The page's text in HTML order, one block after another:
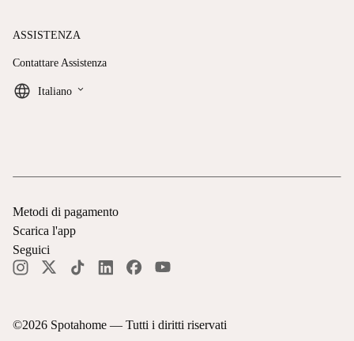
ASSISTENZA
Contattare Assistenza
Italiano keyboard_arrow_down
©2026 Spotahome — Tutti i diritti riservati
Metodi di pagamento
Scarica l'app
Seguici